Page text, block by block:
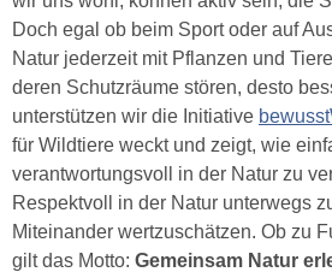
Doch egal ob beim Sport oder auf
Natur jederzeit mit Pflanzen und
deren Schutzräume stören, desto
unterstützen wir die Initiative
für Wildtiere weckt und zeigt, wie
verantwortungsvoll in der Natur zu
Respektvoll in der Natur unterwegs
Miteinander wertzuschätzen. Ob zu
gilt das Motto: Gemeinsam Natur